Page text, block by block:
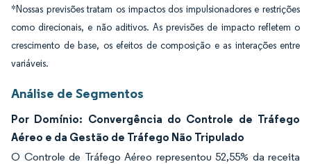
*Nossas previsões tratam os impactos dos impulsionadores e restrições
como direcionais, e não aditivos. As previsões de impacto refletem o
crescimento de base, os efeitos de composição e as interações entre
variáveis.
Análise de Segmentos
Por Domínio: Convergência do Controle de Tráfego
Aéreo e da Gestão de Tráfego Não Tripulado
O Controle de Tráfego Aéreo representou 52,55% da receita